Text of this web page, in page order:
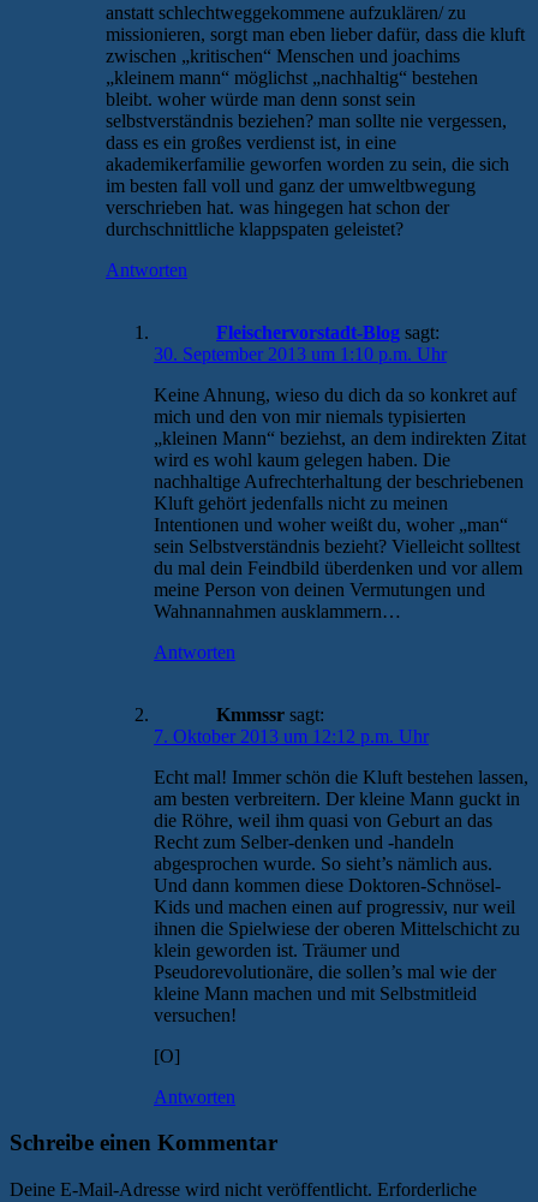
anstatt schlechtweggekommene aufzuklären/ zu
missionieren, sorgt man eben lieber dafür, dass die kluft
zwischen „kritischen“ Menschen und joachims
„kleinem mann“ möglichst „nachhaltig“ bestehen
bleibt. woher würde man denn sonst sein
selbstverständnis beziehen? man sollte nie vergessen,
dass es ein großes verdienst ist, in eine
akademikerfamilie geworfen worden zu sein, die sich
im besten fall voll und ganz der umweltbwegung
verschrieben hat. was hingegen hat schon der
durchschnittliche klappspaten geleistet?
Antworten
Fleischervorstadt-Blog sagt:
30. September 2013 um 1:10 p.m. Uhr
Keine Ahnung, wieso du dich da so konkret auf
mich und den von mir niemals typisierten
„kleinen Mann“ beziehst, an dem indirekten Zitat
wird es wohl kaum gelegen haben. Die
nachhaltige Aufrechterhaltung der beschriebenen
Kluft gehört jedenfalls nicht zu meinen
Intentionen und woher weißt du, woher „man“
sein Selbstverständnis bezieht? Vielleicht solltest
du mal dein Feindbild überdenken und vor allem
meine Person von deinen Vermutungen und
Wahnannahmen ausklammern…
Antworten
Kmmssr sagt:
7. Oktober 2013 um 12:12 p.m. Uhr
Echt mal! Immer schön die Kluft bestehen lassen,
am besten verbreitern. Der kleine Mann guckt in
die Röhre, weil ihm quasi von Geburt an das
Recht zum Selber-denken und -handeln
abgesprochen wurde. So sieht’s nämlich aus.
Und dann kommen diese Doktoren-Schnösel-
Kids und machen einen auf progressiv, nur weil
ihnen die Spielwiese der oberen Mittelschicht zu
klein geworden ist. Träumer und
Pseudorevolutionäre, die sollen’s mal wie der
kleine Mann machen und mit Selbstmitleid
versuchen!
[O]
Antworten
Schreibe einen Kommentar
Deine E-Mail-Adresse wird nicht veröffentlicht. Erforderliche